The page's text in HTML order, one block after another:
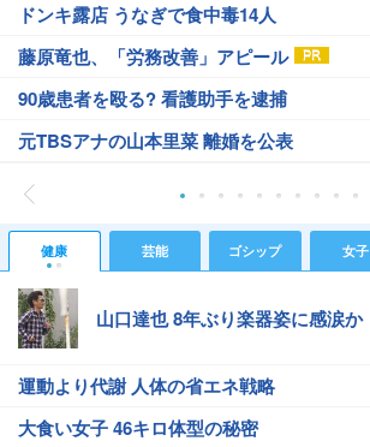
ドンキ露店 うなぎで食中毒14人
藤原竜也、「労務改善」アピール
90歳患者を殴る? 看護助手を逮捕
元TBSアナの山本里菜 離婚を公表
健康 芸能 ゴシップ 女子
山口達也 8年ぶり楽器姿に感涙か
運動より代謝 人体の省エネ戦略
大食い女子 46キロ体型の秘密